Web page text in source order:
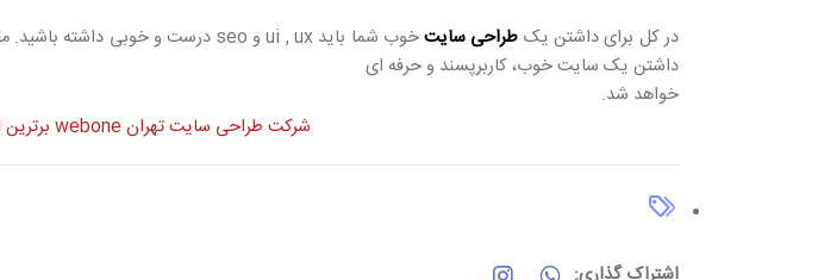
در کل برای داشتن یک طراحی سایت
داشتن یک سایت خوب، کاربرپسند و حرفه ای
خواهد شد.
شرکت طراحی سایت تهران